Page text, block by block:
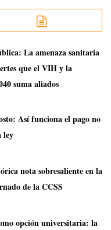
La amenaza sanitaria
que el VIH y la
suma aliados
Así funciona el pago no
ley
nota sobresaliente en la
de la CCSS
opción universitaria: la